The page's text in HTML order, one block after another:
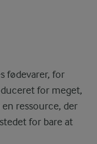
fødevarer, for
for meget,
ressource, der
for bare at